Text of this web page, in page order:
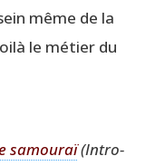
même de la
le métier du
samou­raï(Intro­